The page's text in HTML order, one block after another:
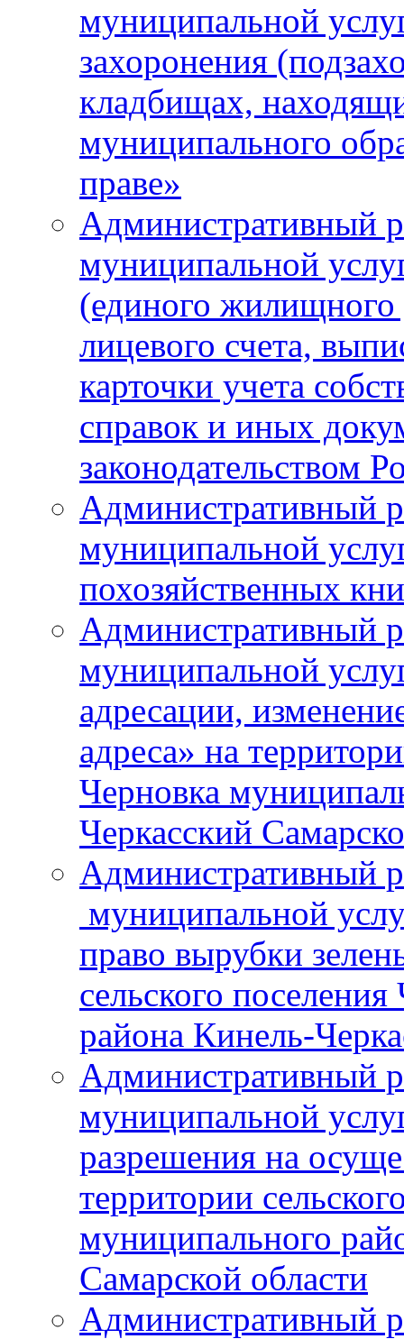
муниципальной
захоронения
кладбищах,
муниципального
праве»
Административный
муниципальной
(единого жилищного
лицевого счета,
карточки учета
справок и иных
законодательством
Административный
муниципальной
похозяйственных
Административный
муниципальной
адресации,
адреса» на
Черновка
Черкасский
Административный
муниципальной
право вырубки
сельского
района Кинель-
Административный
муниципальной
разрешения на
территории
муниципального
Самарской области
Административный